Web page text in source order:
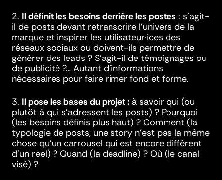
2. Il définit les besoins derrière les postes : s’agit-
il de posts devant retranscrire l’univers de la
marque et inspirer les utilisateur·ices des
réseaux sociaux ou doivent-ils permettre de
générer des leads ? S’agit-il de témoignages ou
de publicité ?… Autant d’informations
nécessaires pour faire rimer fond et forme.
3. Il pose les bases du projet : à savoir qui (ou
plutôt à qui s’adressent les posts) ? Pourquoi
(les besoins définis plus haut) ? Comment (la
typologie de posts, une story n’est pas la même
chose qu’un carrousel qui est encore différent
d’un reel) ? Quand (la deadline) ? Où (le canal
visé) ?